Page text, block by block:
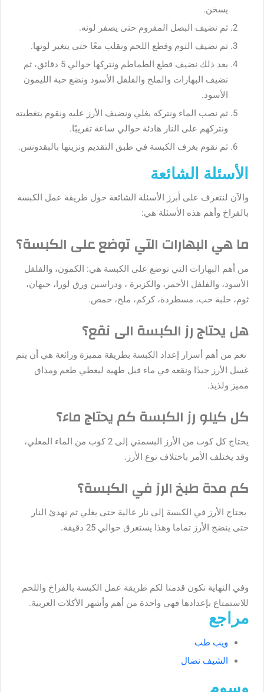
يسخن.
ثم نضيف البصل المفروم حتى يصفر لونه.
ثم نضيف الثوم وقطع اللحم ونقلب معًا حتى يتغير لونها.
بعد ذلك نضيف قطع الطماطم ونتركها حوالي 5 دقائق، ثم
نضيف البهارات والملح والفلفل الأسود ونضع حبة الليمون
الأسود.
ثم نصب الماء ونتركه يغلي ونضيف الأرز عليه ونقوم بتغطيته
ونتركهم على النار هادئة حوالي ساعة تقريبًا.
ثم نقوم بغرف الكبسة في طبق التقديم ونزينها بالبقدونس.
الأسئلة الشائعة
والآن لنتعرف على أبرز الأسئلة الشائعة حول طريقة عمل الكبسة
بالفراخ وأهم هذه الأسئلة هي:
ما هي البهارات التي توضع على الكبسة؟
من أهم البهارات التي توضع على الكبسة هي: الكمون، والفلفل
الأسود، والفلفل الأحمر، والكزبرة ، ودراسين ورق لورا، حبهان،
ثوم، حلبة حب، مسطردة، كركم، ملح، حمص.
هل يحتاج رز الكبسة الى نقع؟
نعم من أهم أسرار إعداد الكبسة بطريقة مميزة ورائعة هي أن يتم
غسل الأرز جيدًا ونقعه في ماء قبل طهيه ليعطي طعم ومذاق
مميز ولذيذ.
كل كيلو رز الكبسة كم يحتاج ماء؟
يحتاج كل كوب من الأرز البسمتي إلى 2 كوب من الماء المغلي،
وقد يختلف الأمر باختلاف نوع الأرز.
كم مدة طبخ الرز في الكبسة؟
يحتاج الأرز في الكبسة إلى نار عالية حتى يغلي ثم نهدئ النار
حتى ينضج الأرز تماما وهذا يستغرق حوالي 25 دقيقة.
وفي النهاية نكون قدمنا لكم طريقة عمل الكبسة بالفراخ واللحم
للاستمتاع بإعدادها فهي واحدة من أهم وأشهر الأكلات العربية.
مراجع
ويب طب
الشيف نضال
وسوم